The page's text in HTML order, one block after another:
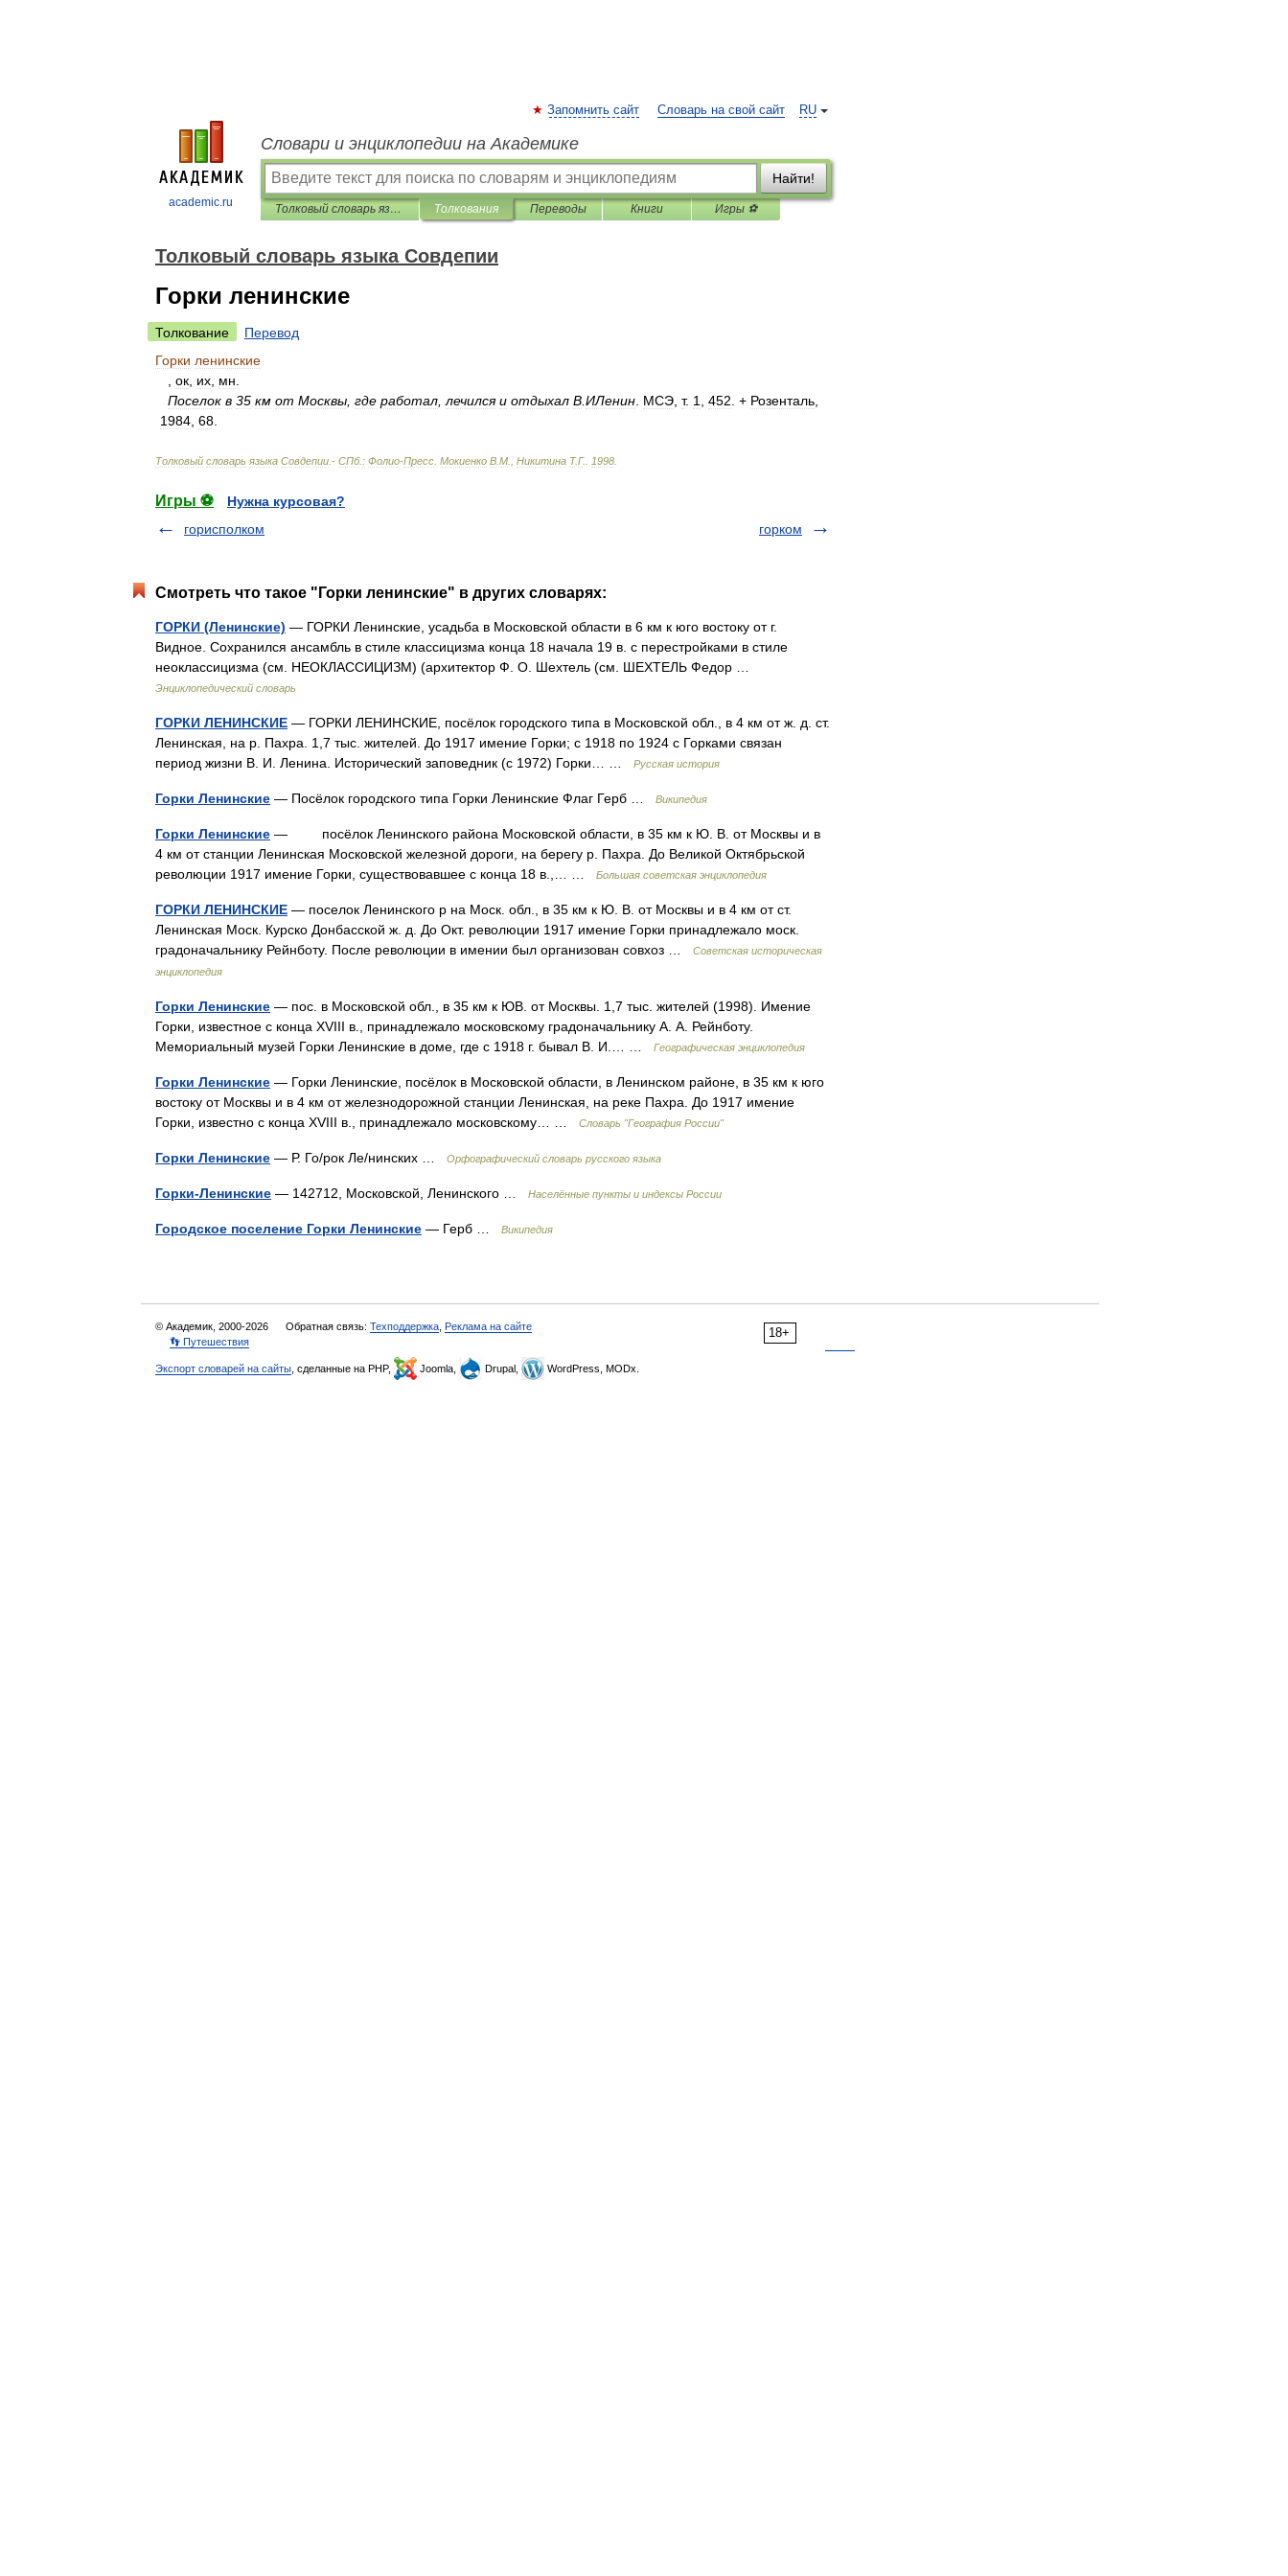
academic.ru
RU
Запомнить сайт Словарь на свой сайт
Словари и энциклопедии на Академике
Найти!
Толковый словарь языка Совдепии Толкования Переводы Книги Игры ⚽
Толковый словарь языка Совдепии
Горки ленинские
Толкование
Перевод
Горки ленинские
ок их мн
Поселок в 35 км от Москвы где работал лечился и отдыхал В ИЛенин МСЭ т. 1 452 . + Розенталь
1984 68
Толковый словарь языка Совдепии .- СПб. : Фолио-Пресс Мокиенко В М Никитина Т.Г. 1998
Игры ⚽
Нужна курсовая?
горисполком
горком
Смотреть что такое "Горки ленинские" в других словарях:
ГОРКИ (Ленинские) — ГОРКИ Ленинские, усадьба в Московской области в 6 км к юго востоку от г.
Видное. Сохранился ансамбль в стиле классицизма конца 18 начала 19 в. с перестройками в стиле
неоклассицизма (см. НЕОКЛАССИЦИЗМ) (архитектор Ф. О. Шехтель (см. ШЕХТЕЛЬ Федор …
Энциклопедический словарь
ГОРКИ ЛЕНИНСКИЕ — ГОРКИ ЛЕНИНСКИЕ, посёлок городского типа в Московской обл., в 4 км от ж. д. ст.
Ленинская, на р. Пахра. 1,7 тыс. жителей. До 1917 имение Горки; с 1918 по 1924 с Горками связан
период жизни В. И. Ленина. Исторический заповедник (с 1972) Горки… …
Русская история
Горки Ленинские — Посёлок городского типа Горки Ленинские Флаг Герб … Википедия
Горки Ленинские — посёлок Ленинского района Московской области, в 35 км к Ю. В. от Москвы и в
4 км от станции Ленинская Московской железной дороги, на берегу р. Пахра. До Великой Октябрьской
революции 1917 имение Горки, существовавшее с конца 18 в.,… …
Большая советская энциклопедия
ГОРКИ ЛЕНИНСКИЕ — поселок Ленинского р на Моск. обл., в 35 км к Ю. В. от Москвы и в 4 км от ст.
Ленинская Моск. Курско Донбасской ж. д. До Окт. революции 1917 имение Горки принадлежало моск.
градоначальнику Рейнботу. После революции в имении был организован совхоз …
Советская историческая
энциклопедия
Горки Ленинские — пос. в Московской обл., в 35 км к ЮВ. от Москвы. 1,7 тыс. жителей (1998). Имение
Горки, известное с конца XVIII в., принадлежало московскому градоначальнику А. А. Рейнботу.
Мемориальный музей Горки Ленинские в доме, где с 1918 г. бывал В. И.… …
Географическая энциклопедия
Горки Ленинские — Горки Ленинские, посёлок в Московской области, в Ленинском районе, в 35 км к юго
востоку от Москвы и в 4 км от железнодорожной станции Ленинская, на реке Пахра. До 1917 имение
Горки, известно с конца XVIII в., принадлежало московскому… …
Словарь "География России"
Горки Ленинские — Р. Го/рок Ле/нинских … Орфографический словарь русского языка
Горки-Ленинские — 142712, Московской, Ленинского … Населённые пункты и индексы России
Городское поселение Горки Ленинские — Герб … Википедия
18+
© Академик, 2000-2026 Обратная связь: Техподдержка Реклама на сайте
👣 Путешествия
Экспорт словарей на сайты , сделанные на PHP, Joomla, Drupal, WordPress, MODx.